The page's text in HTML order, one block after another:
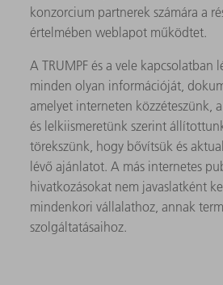
konzorcium partnerek számára a
értelmében weblapot működtet.
A TRUMPF és a vele kapcsolatban
minden olyan információját,
amelyet interneten közzéteszünk,
és lelkiismeretünk szerint
törekszünk, hogy bővítsük és
lévő ajánlatot. A más internetes
hivatkozásokat nem javaslatként
mindenkori vállalathoz, annak
szolgáltatásaihoz.